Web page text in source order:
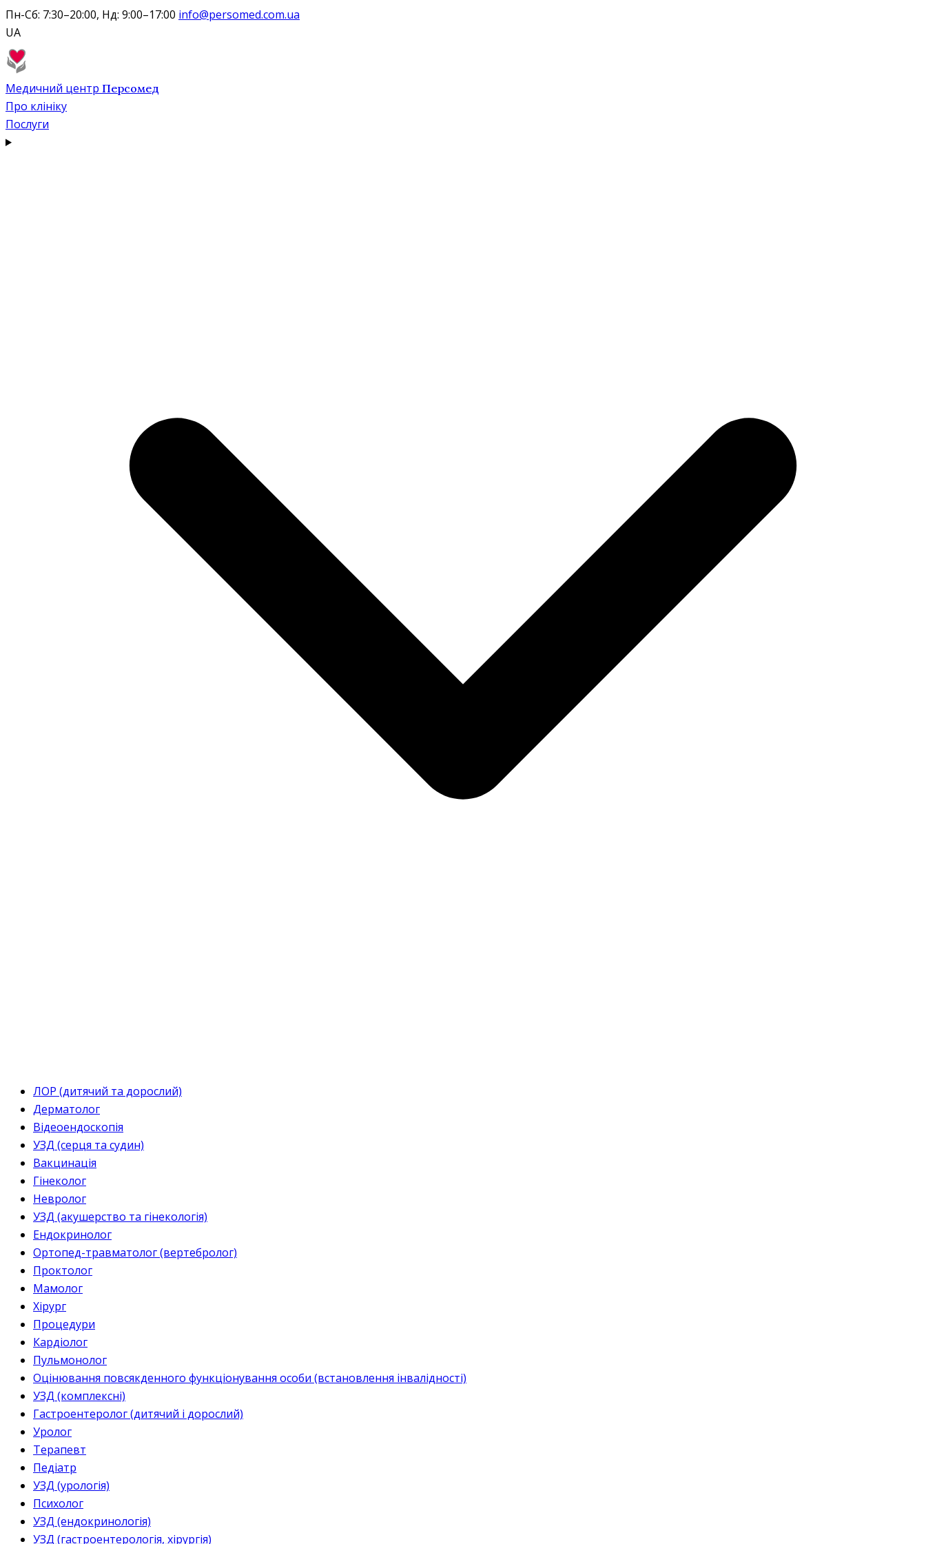
Пн-Сб: 7:30–20:00, Нд: 9:00–17:00 info@persomed.com.ua
UA
Медичний центр Персомед
Про клініку
Послуги
ЛОР (дитячий та дорослий)
Дерматолог
Відеоендоскопія
УЗД (серця та судин)
Вакцинація
Гінеколог
Невролог
УЗД (акушерство та гінекологія)
Ендокринолог
Ортопед-травматолог (вертебролог)
Проктолог
Мамолог
Хірург
Процедури
Кардіолог
Пульмонолог
Оцінювання повсякденного функціонування особи (встановлення інвалідності)
УЗД (комплексні)
Гастроентеролог (дитячий і дорослий)
Уролог
Терапевт
Педіатр
УЗД (урологія)
Психолог
УЗД (ендокринологія)
УЗД (гастроентерологія, хірургія)